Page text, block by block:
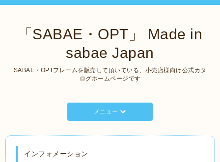
「SABAE・OPT」 Made in
sabae Japan
SABAE・OPTフレームを販売して頂いている、小売店様向け公式カタ
ログホームページです
メニュー
インフォメーション